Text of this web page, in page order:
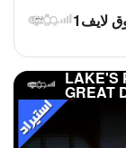
لايف1
LAKE'S
GREAT